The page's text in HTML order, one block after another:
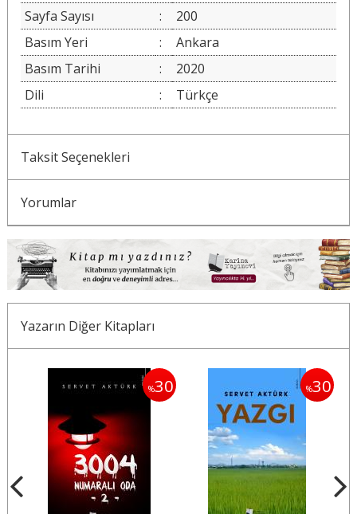
Sayfa Sayısı
:
200
Basım Yeri
:
Ankara
Basım Tarihi
:
2020
Dili
: Türkçe
Taksit Seçenekleri
Yorumlar
Yazarın Diğer Kitapları
%30 %30